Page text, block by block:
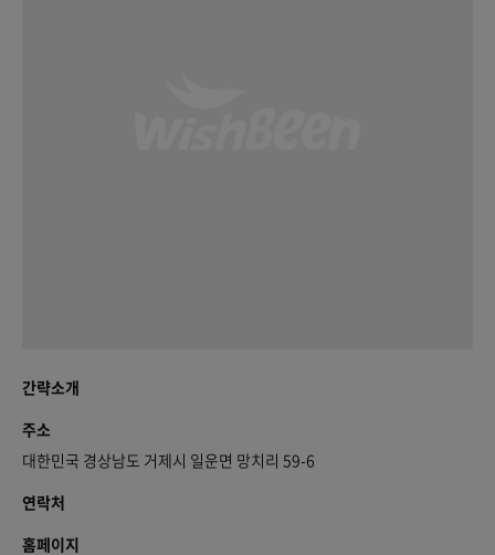
간략소개
주소
대한민국 경상남도 거제시 일운면 망치리 59-6
연락처
홈페이지